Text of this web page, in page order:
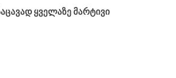
ყველაზე მარტივი